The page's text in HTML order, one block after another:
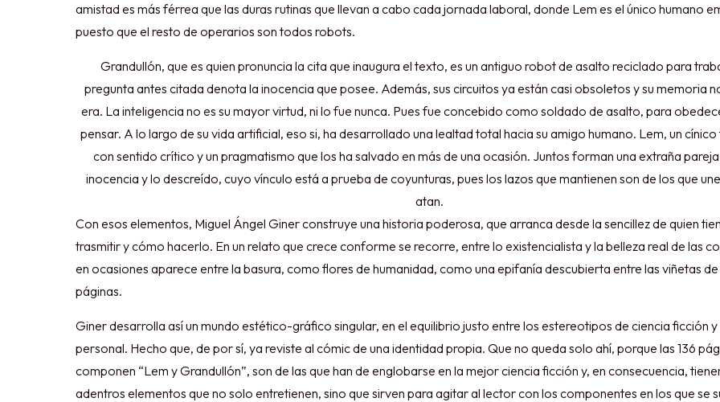
amistad es más férrea que las duras rutinas que llevan a cabo cada jornada laboral, donde Lem es el único humano
puesto que el resto de operarios son todos robots.
Grandullón, que es quien pronuncia la cita que inaugura el texto, es un antiguo robot de asalto reciclado para
pregunta antes citada denota la inocencia que posee. Además, sus circuitos ya están casi obsoletos y su memoria
era. La inteligencia no es su mayor virtud, ni lo fue nunca. Pues fue concebido como soldado de asalto, para
pensar. A lo largo de su vida artificial, eso si, ha desarrollado una lealtad total hacia su amigo humano. Lem, un
con sentido crítico y un pragmatismo que los ha salvado en más de una ocasión. Juntos forman una extraña
inocencia y lo descreído, cuyo vínculo está a prueba de coyunturas, pues los lazos que mantienen son de los que
atan.
Con esos elementos, Miguel Ángel Giner construye una historia poderosa, que arranca desde la sencillez de quien
trasmitir y cómo hacerlo. En un relato que crece conforme se recorre, entre lo existencialista y la belleza real de las
en ocasiones aparece entre la basura, como flores de humanidad, como una epifanía descubierta entre las viñetas
páginas.
Giner desarrolla así un mundo estético-gráfico singular, en el equilibrio justo entre los estereotipos de ciencia ficción y
personal. Hecho que, de por sí, ya reviste al cómic de una identidad propia. Que no queda solo ahí, porque las 136
componen “Lem y Grandullón”, son de las que han de englobarse en la mejor ciencia ficción y, en consecuencia,
adentros elementos que no solo entretienen, sino que sirven para agitar al lector con los componentes en los que se